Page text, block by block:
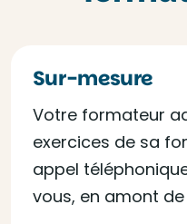
Sur-mesure
Votre formateur
exercices de sa
appel
vous, en amont